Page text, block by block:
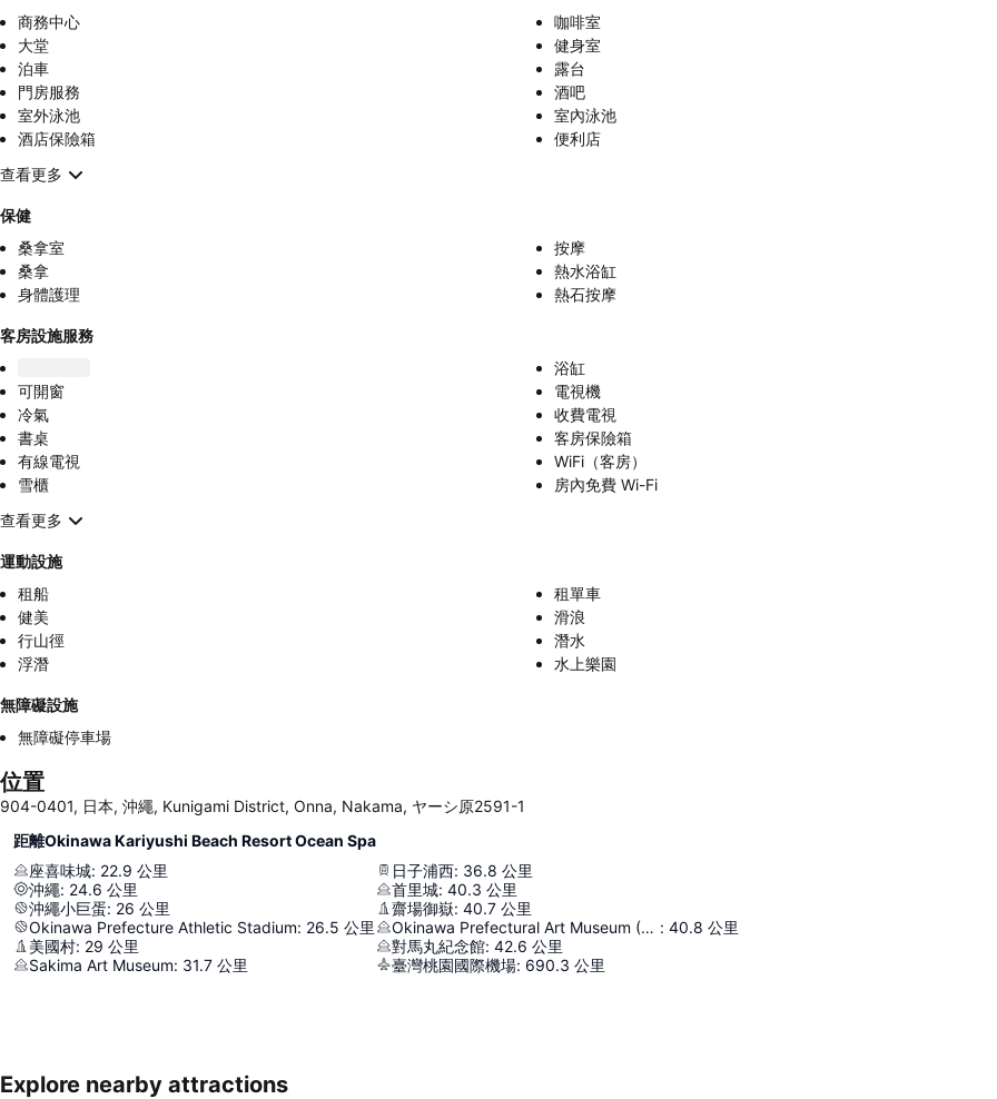
商務中心
咖啡室
大堂
健身室
泊車
露台
門房服務
酒吧
室外泳池
室內泳池
酒店保險箱
便利店
查看更多
保健
桑拿室
按摩
桑拿
熱水浴缸
身體護理
熱石按摩
客房設施服務
浴缸
可開窗
電視機
冷氣
收費電視
書桌
客房保險箱
有線電視
WiFi（客房）
雪櫃
房內免費 Wi-Fi
查看更多
運動設施
租船
租單車
健美
滑浪
行山徑
潛水
浮潛
水上樂園
無障礙設施
無障礙停車場
位置
904-0401, 日本, 沖繩, Kunigami District, Onna, Nakama, ヤーシ原2591-1
距離Okinawa Kariyushi Beach Resort Ocean Spa
座喜味城: 22.9 公里
沖繩: 24.6 公里
沖繩小巨蛋: 26 公里
Okinawa Prefecture Athletic Stadium: 26.5 公里
美國村: 29 公里
Sakima Art Museum: 31.7 公里
日子浦西: 36.8 公里
首里城: 40.3 公里
齋場御嶽: 40.7 公里
Okinawa Prefectural Art Museum (Okimyu) : 40.8 公里
對馬丸紀念館: 42.6 公里
臺灣桃園國際機場: 690.3 公里
Explore nearby attractions